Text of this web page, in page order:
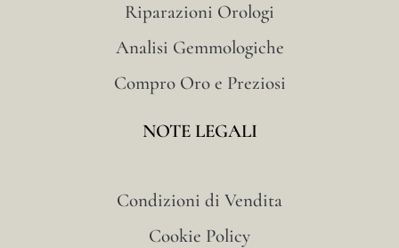
Riparazioni Orologi
Analisi Gemmologiche
Compro Oro e Preziosi
NOTE LEGALI
Condizioni di Vendita
Cookie Policy